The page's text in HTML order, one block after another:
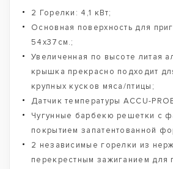
2 Горелки: 4,1 кВт;
Основная поверхность для
54х37см.;
Увеличенная по высоте литая
крышка прекрасно подходит
крупных кусков мяса/птицы;
Датчик температуры ACCU-
Чугунные барбекю решетки с
покрытием запатентованной
2 независимые горелки из
перекрестным зажиганием для